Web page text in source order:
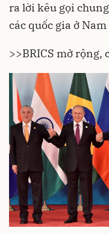
ra lời kêu gọi
các quốc gia ở
>>BRICS mở rộng,